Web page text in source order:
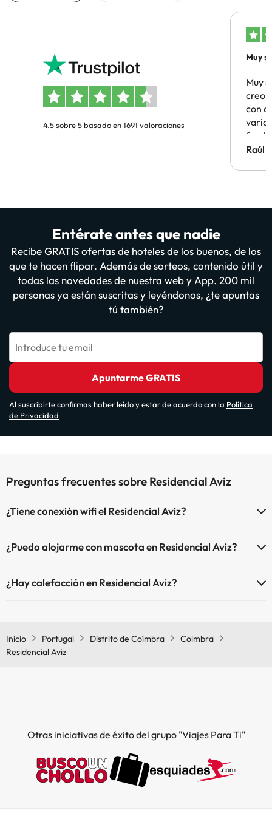
4.5 sobre 5 basado en 1691 valoraciones
Muy
Muy
creo
con
Hotel
Raúl
Entérate antes que nadie
Recibe GRATIS ofertas de hoteles de los buenos, de los
que te hacen flipar. Además de sorteos, contenido útil y
todas las novedades de nuestra web y App. 200 mil
personas ya están suscritas y leyéndonos, ¿te apuntas
tú también?
Introduce tu email
Apuntarme GRATIS
Al suscribirte confirmas haber leído y estar de acuerdo con la Política
de Privacidad
Preguntas frecuentes sobre Residencial Aviz
¿Tiene conexión wifi el Residencial Aviz?
¿Puedo alojarme con mascota en Residencial Aviz?
¿Hay calefacción en Residencial Aviz?
Inicio Portugal Distrito de Coímbra
Coimbra
Residencial Aviz
Otras iniciativas de éxito del grupo "Viajes Para Ti"